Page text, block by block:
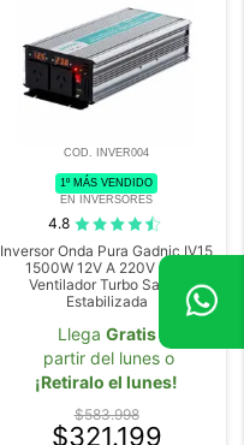
COD. INVER004
1º MÁS VENDIDO
EN INVERSORES
4.8
Inversor Onda Pura Gadnic IV15
1500W 12V A 220V USB
Ventilador Turbo Salida
Estabilizada
Llega Gratis
partir del lunes o
¡Retiralo el lunes!
$583.998
$321.199